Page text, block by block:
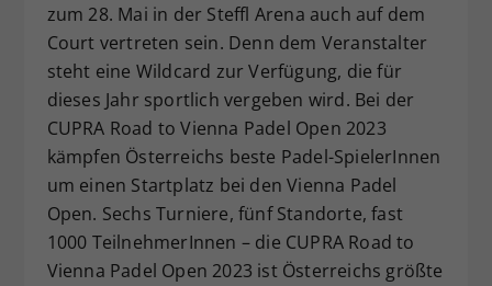
zum 28. Mai in der Steffl Arena auch auf dem
Court vertreten sein. Denn dem Veranstalter
steht eine Wildcard zur Verfügung, die für
dieses Jahr sportlich vergeben wird. Bei der
CUPRA Road to Vienna Padel Open 2023
kämpfen Österreichs beste Padel-SpielerInnen
um einen Startplatz bei den Vienna Padel
Open. Sechs Turniere, fünf Standorte, fast
1000 TeilnehmerInnen – die CUPRA Road to
Vienna Padel Open 2023 ist Österreichs größte